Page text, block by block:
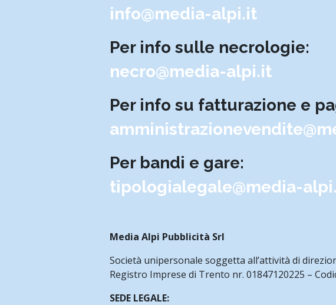
info@media-alpi.it
Per info sulle necrologie:
necro@media-alpi.it
Per info su fatturazione e
Per bandi e gare:
tipologialegale@media-
Media Alpi Pubblicità Srl
Società unipersonale soggetta all’attività di
Registro Imprese di Trento nr. 01847120225 –
SEDE LEGALE: